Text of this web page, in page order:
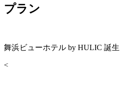
プラン
舞浜ビューホテル by HULIC 誕
<